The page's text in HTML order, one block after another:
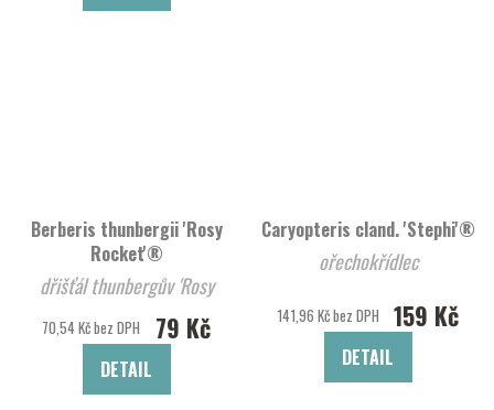
Berberis thunbergii 'Rosy
Rocket'®
dřišťál thunbergův 'Rosy
Rocket'®
70,54 Kč bez DPH 79 Kč
DETAIL
Caryopteris cland. 'Stephi'®
ořechokřídlec
141,96 Kč bez DPH 159 Kč
DETAIL